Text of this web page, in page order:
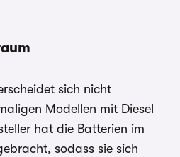
sich nicht
Modellen mit Diesel
hat die Batterien im
sodass sie sich